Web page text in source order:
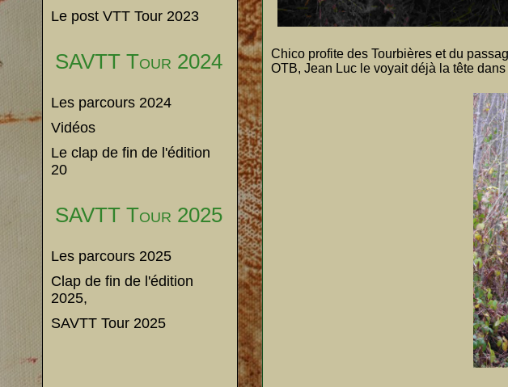
Le post VTT Tour 2023
SAVTT Tour 2024
Les parcours 2024
Vidéos
Le clap de fin de l'édition
20
SAVTT Tour 2025
Les parcours 2025
Clap de fin de l'édition
2025,
SAVTT Tour 2025
Chico profite des Tourbières et du
OTB, Jean Luc le voyait déjà la tête